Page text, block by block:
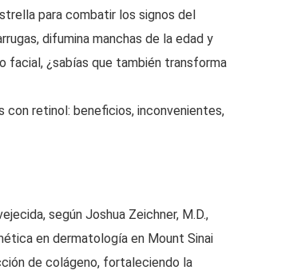
para combatir los signos del
difumina manchas de la edad y
facial, ¿sabías que también transforma
retinol: beneficios, inconvenientes,
según Joshua Zeichner, M.D.,
en dermatología en Mount Sinai
de colágeno, fortaleciendo la